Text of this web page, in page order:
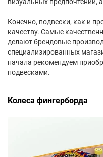
Конечно, подвески, как и
качеству. Самые
делают брендовые
специализированных
начала рекомендуем
подвесками.
Колеса фингерборда